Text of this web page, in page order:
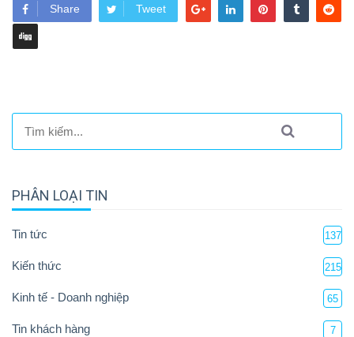
Share
Tweet
PHÂN LOẠI TIN
Tin tức 137
Kiến thức 215
Kinh tế - Doanh nghiệp 65
Tin khách hàng 7